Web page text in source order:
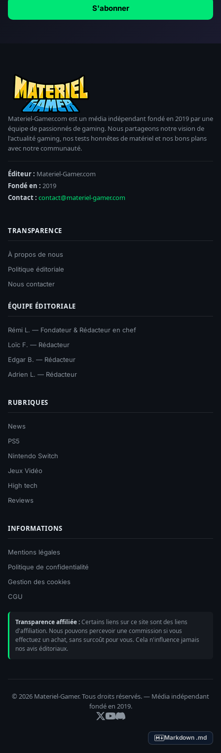
S'abonner
Materiel-Gamer.com est un média indépendant fondé en 2019 par une
équipe de passionnés de gaming. Nous partageons notre vision de
l'actualité gaming, nos tests honnêtes de matériel et nos bons plans
avec notre communauté.
Éditeur : Materiel-Gamer.com
Fondé en : 2019
Contact : contact@materiel-gamer.com
TRANSPARENCE
À propos de nous
Politique éditoriale
Nous contacter
ÉQUIPE ÉDITORIALE
Rémi L. — Fondateur & Rédacteur en chef
Loïc F. — Rédacteur
Edgar B. — Rédacteur
Adrien L. — Rédacteur
RUBRIQUES
News
PS5
Nintendo Switch
Jeux Vidéo
High tech
Reviews
INFORMATIONS
Mentions légales
Politique de confidentialité
Gestion des cookies
CGU
Transparence affiliée :Certains liens sur ce site sont des liens
d'affiliation. Nous pouvons percevoir une commission si vous
effectuez un achat, sans surcoût pour vous. Cela n'influence jamais
nos avis éditoriaux.
© 2026 Materiel-Gamer. Tous droits réservés. — Média indépendant
fondé en 2019.
Markdown .md